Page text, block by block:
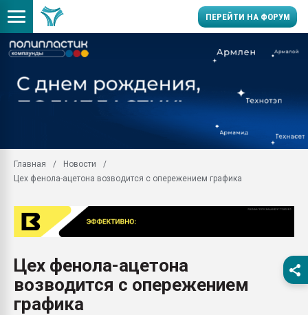
ПЕРЕЙТИ НА ФОРУМ
Подмосковье, Москва
первый план в
ситуацией на
Материал поверхности
Продам отходы
поликарбоната и АБС-
Главная
Новости
Цех фенола-ацетона возводится с опережением графика
Цех фенола-ацетона
возводится с опережением
графика